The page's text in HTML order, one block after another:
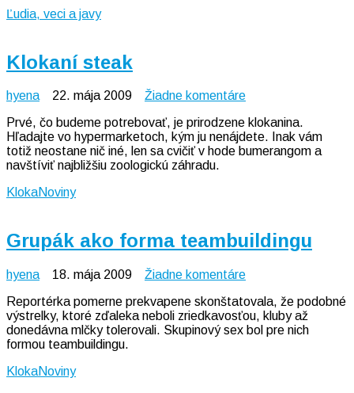
Ľudia, veci a javy
Klokaní steak
hyena 22. mája 2009 Žiadne komentárena
steak
Prvé, čo budeme potrebovať, je prirodzene klokanina.
Hľadajte vo hypermarketoch, kým ju nenájdete. Inak vám
totiž neostane nič iné, len sa cvičiť v hode bumerangom a
navštíviť najbližšiu zoologickú záhradu.
KlokaNoviny
Grupák ako forma teambuildingu
hyena 18. mája 2009 Žiadne komentárena
ako
forma
teambuildingu
Reportérka pomerne prekvapene skonštatovala, že podobné
výstrelky, ktoré zďaleka neboli zriedkavosťou, kluby až
donedávna mlčky tolerovali. Skupinový sex bol pre nich
formou teambuildingu.
KlokaNoviny